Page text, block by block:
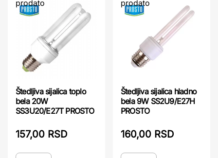
prodato
Štedljiva sijalica toplo
bela 20W
SS3U20/E27T PROSTO
157,00 RSD
prodato
Štedljiva sijalica hladno
bela 9W SS2U9/E27H
PROSTO
160,00 RSD